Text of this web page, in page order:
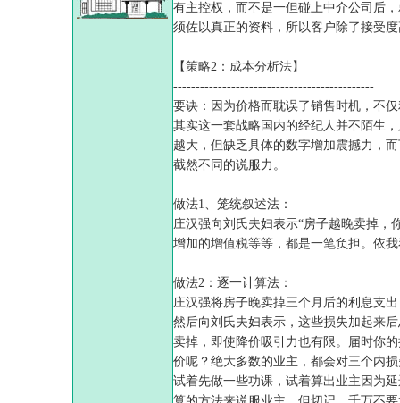
有主控权，而不是一但碰上中介公司后
须佐以真正的资料，所以客户除了接受
【策略2：成本分析法】
---------------------------------------------
要诀：因为价格而耽误了销售时机，不
其实这一套战略国内的经纪人并不陌生
越大，但缺乏具体的数字增加震撼力，
截然不同的说服力。
做法1、笼统叙述法：
庄汉强向刘氏夫妇表示“房子越晚卖掉，
增加的增值税等等，都是一笔负担。依
做法2：逐一计算法：
庄汉强将房子晚卖掉三个月后的利息支
然后向刘氏夫妇表示，这些损失加起来
卖掉，即使降价吸引力也有限。届时你
价呢？绝大多数的业主，都会对三个内
试着先做一些功课，试着算出业主因为